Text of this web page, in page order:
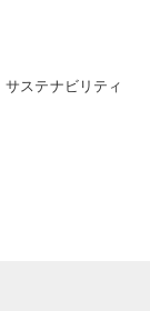
サステナビリティ